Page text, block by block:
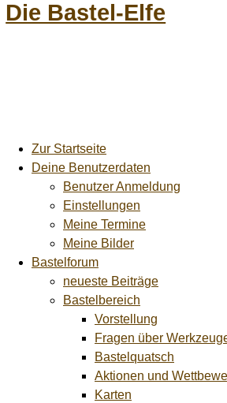
Die Bastel-Elfe
Zur Startseite
Deine Benutzerdaten
Benutzer Anmeldung
Einstellungen
Meine Termine
Meine Bilder
Bastelforum
neueste Beiträge
Bastelbereich
Vorstellung
Fragen über
Bastelquatsch
Aktionen und
Karten